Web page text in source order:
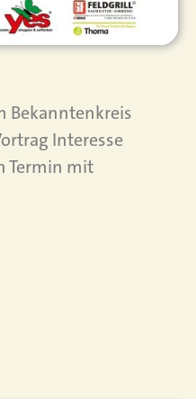
Bekanntenkreis
Interesse
Termin mit